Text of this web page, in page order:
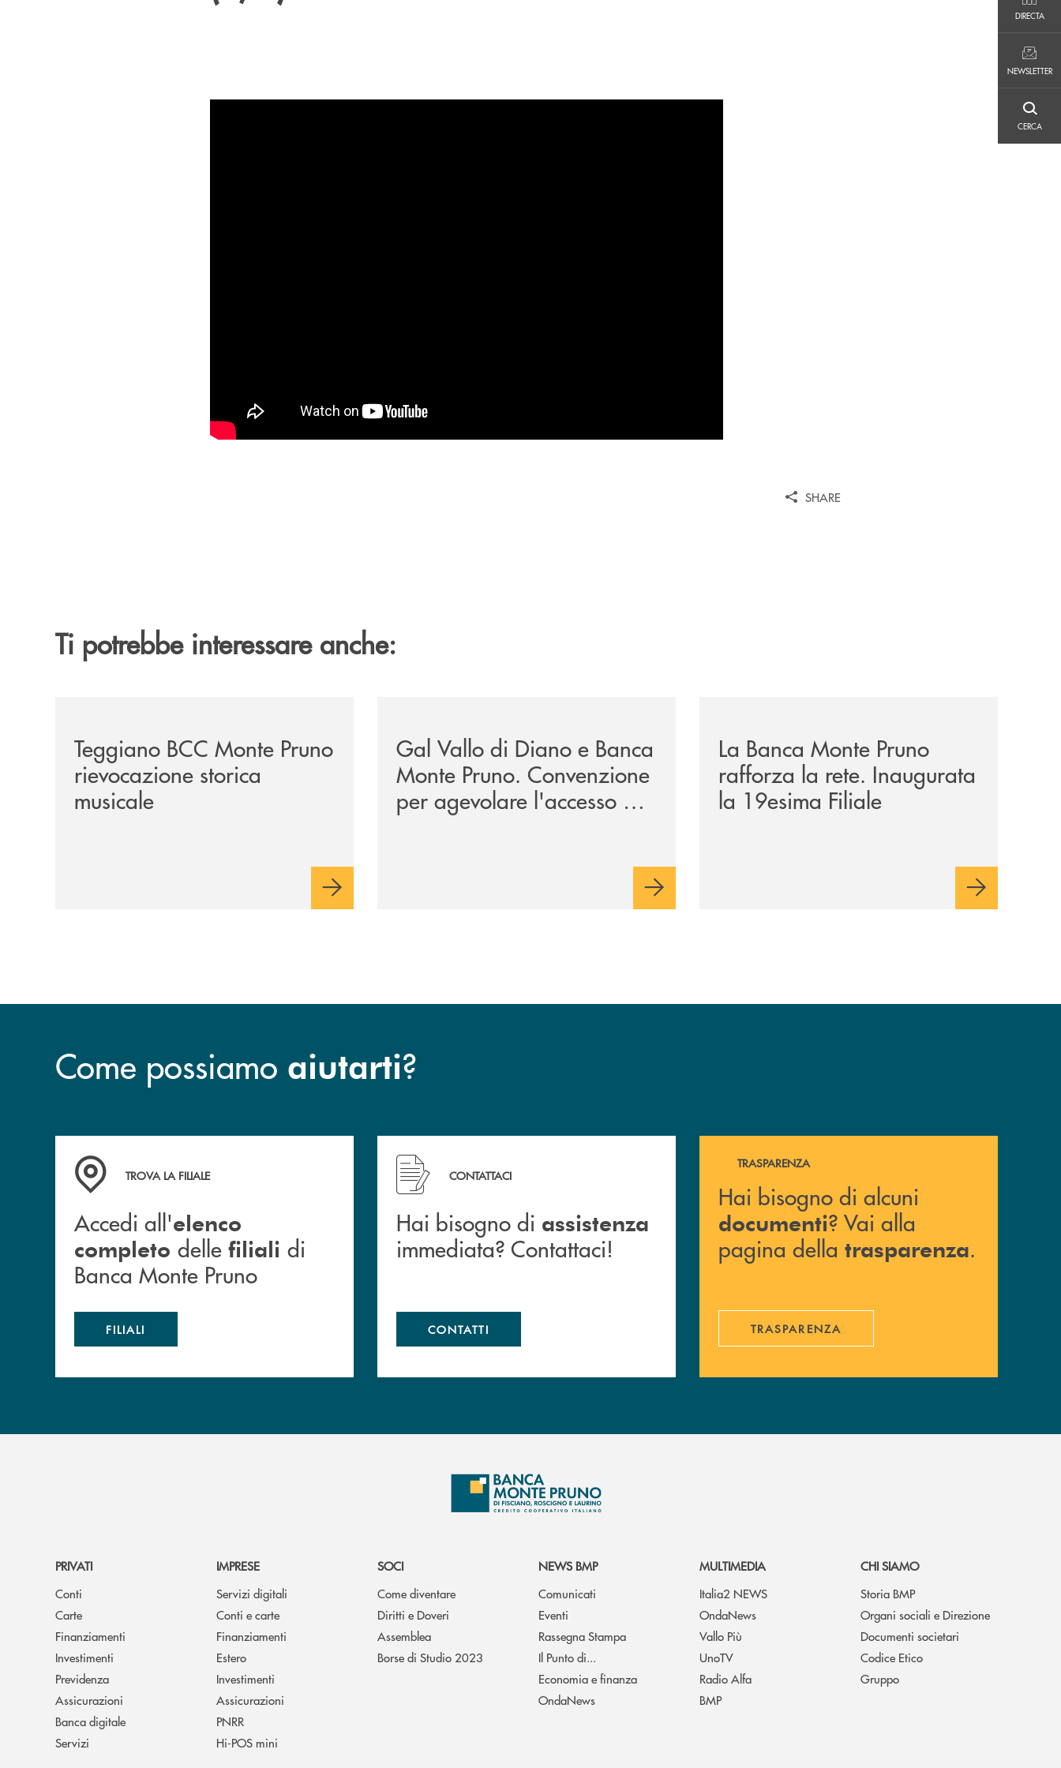
DIRECTA
NEWSLETTER
CERCA
SHARE
Ti potrebbe interessare anche:
Teggiano BCC Monte Pruno
rievocazione storica
musicale
Gal Vallo di Diano e Banca
Monte Pruno. Convenzione
per agevolare l'accesso al
credito
La Banca Monte Pruno
rafforza la rete. Inaugurata
la 19esima Filiale
Come possiamo aiutarti?
Accedi all' elenco completo&nbsp; delle&nbsp; filiali&nbsp; di Banca Monte Pruno
TROVA LA FILIALE
Accedi all'elenco
completo delle filiali di
Banca Monte Pruno
FILIALI
Hai bisogno di assistenza immediata? Contattaci!
CONTATTACI
Hai bisogno di assistenza
immediata? Contattaci!
CONTATTI
Hai bisogno di alcuni documenti ? Vai alla pagina della
TRASPARENZA
Hai bisogno di alcuni
documenti? Vai alla
pagina della trasparenza.
TRASPARENZA
PRIVATI
Conti
Carte
Finanziamenti
Investimenti
Previdenza
Assicurazioni
Banca digitale
Servizi
IMPRESE
Servizi digitali
Conti e carte
Finanziamenti
Estero
Investimenti
Assicurazioni
PNRR
Hi-POS mini
SOCI
Come diventare
Diritti e Doveri
Assemblea
Borse di Studio 2023
NEWS BMP
Comunicati
Eventi
Rassegna Stampa
Il Punto di...
Economia e finanza
OndaNews
MULTIMEDIA
Italia2 NEWS
OndaNews
Vallo Più
UnoTV
Radio Alfa
BMP
CHI SIAMO
Storia BMP
Organi sociali e Direzione
Documenti societari
Codice Etico
Gruppo